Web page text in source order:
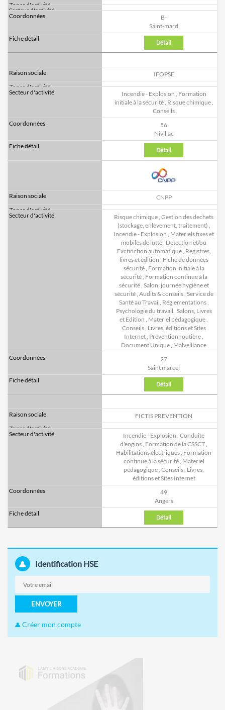
B-
Saint-mard
Détail
IFOPSE
Incendie - Explosion , Formation
initiale à la sécurité, Risque chimique,
Conseils
56
Nivillac
Détail
CNPP
Risque chimique, Gestion des dechets
(stockage, enlèvement, traitement) ,
Incendie - Explosion , Materiels fixes et
mobiles de lutte, Detection et/ou
Exctinction automatique, Registres,
livres et édition , Fiche de données
sécurité, Formation initiale à la
sécurité, Formation continue à la
sécurité, Salon, journée hygiène et
sécurité, Audits & conseils, Service de
Santé au Travail, Réglementations,
Psychologie du travail , Salons, Livres
et Edition , Materiel pédagogique,
Conseils, Livres, éditions et Sites
Internet, Prévention routière,
Document Unique, Malveillance
27
Saint marcel
Détail
FICTIS PREVENTION
Incendie - Explosion , Conduite
d'engins, Formation de la CSSCT,
Habilitations électriques, Formation
continue à la sécurité, Materiel
pédagogique, Conseils, Livres,
éditions et Sites Internet
49
Angers
Détail
Identification HSE
ENVOYER
Créer mon compte